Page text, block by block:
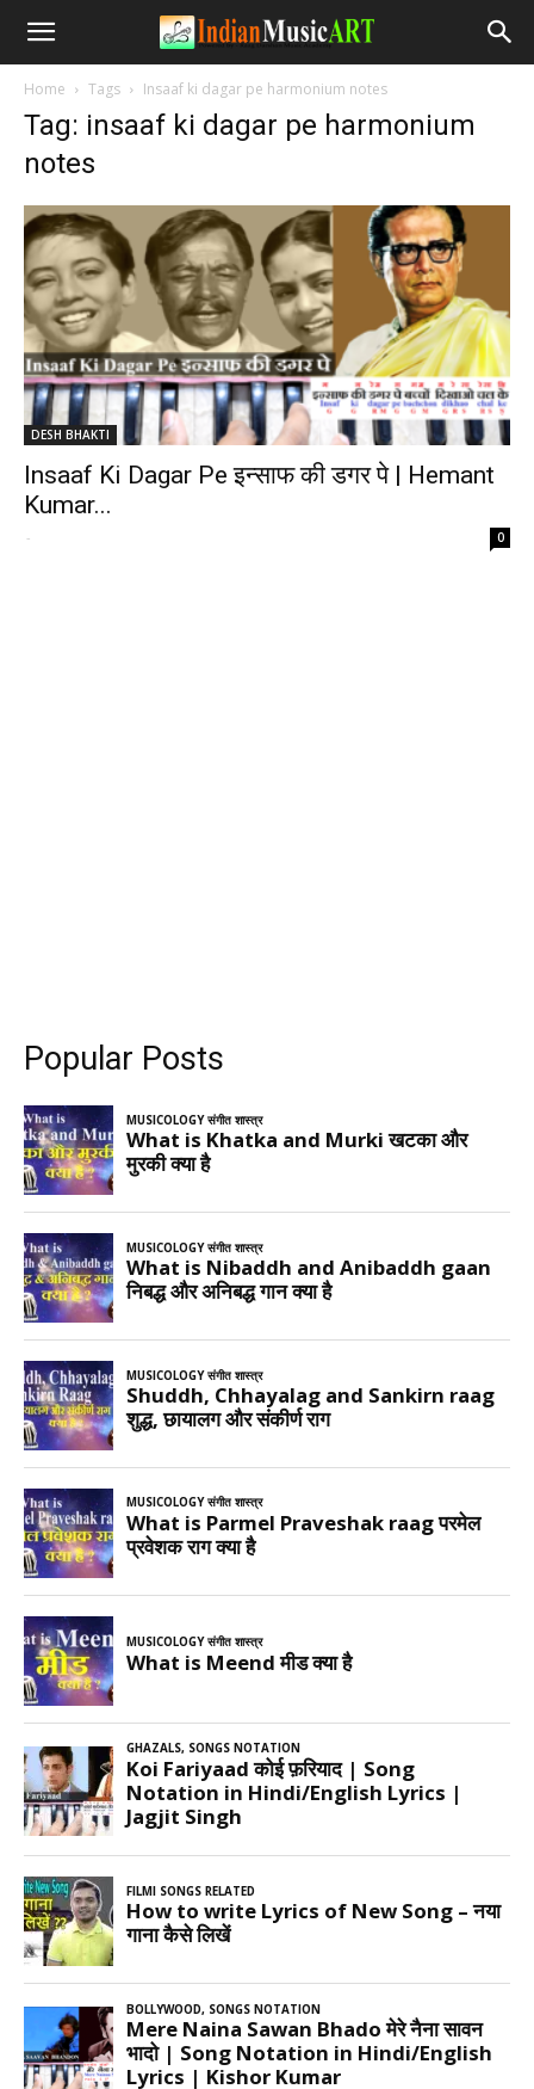
Home Tags Insaaf ki dagar pe harmonium notes
Tag: insaaf ki dagar pe harmonium
notes
DESH BHAKTI
Insaaf Ki Dagar Pe इन्साफ की डगर पे | Hemant
Kumar...
- 0
Popular Posts